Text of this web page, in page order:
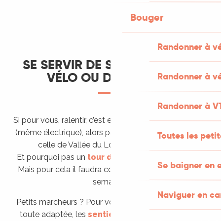
Bouger
Randonner à
Randonner à
Randonner à
Toutes les
Se baigner en
Naviguer en
SE SERVIR DE SES PIEDS, D'UN
VÉLO OU D'UNE SELLE
Si pour vous, ralentir, c’est en faisant une virée envélo
(même électrique), alors parcourez
les véloroutes,
celle de Vallée du Lot ou de la Bouriane.
Et pourquoi pas un tour du Lot à pied ou à VTT
Mais pour cela il faudra compter plusieurs jours voir
semaines.
Petits marcheurs ? Pour vous aussi il existe une offre
toute adaptée, les sentiers d’interprétation ou